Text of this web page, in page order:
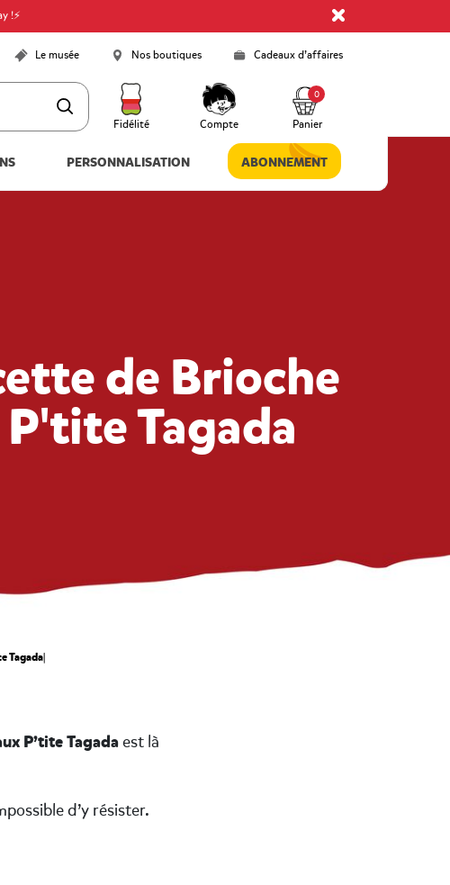
!⚡
Le musée Nos boutiques Cadeaux d’affaires
Fidélité Compte Panier
0
PERSONNALISATION ABONNEMENT
de Brioche
P'tite Tagada
Tagada|
P’tite Tagadaest là
d’y résister.